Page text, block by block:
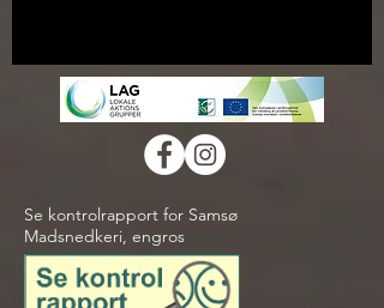
Se kontrolrapport for Samsø
Madsnedkeri, engros